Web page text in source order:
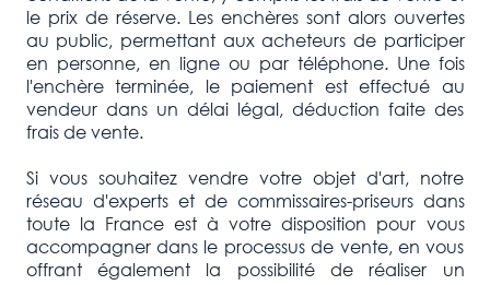
le prix de réserve. Les enchères sont alors ouvertes
au public, permettant aux acheteurs de participer
en personne, en ligne ou par téléphone. Une fois
l'enchère terminée, le paiement est effectué au
vendeur dans un délai légal, déduction faite des
frais de vente.
Si vous souhaitez vendre votre objet d'art, notre
réseau d'experts et de commissaires-priseurs dans
toute la France est à votre disposition pour vous
accompagner dans le processus de vente, en vous
offrant également la possibilité de réaliser un